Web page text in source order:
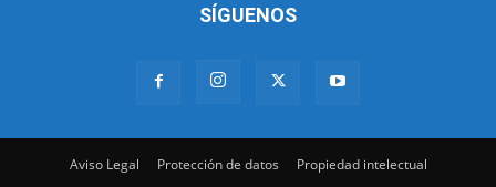
SÍGUENOS
Aviso Legal Protección de datos Propiedad intelectual